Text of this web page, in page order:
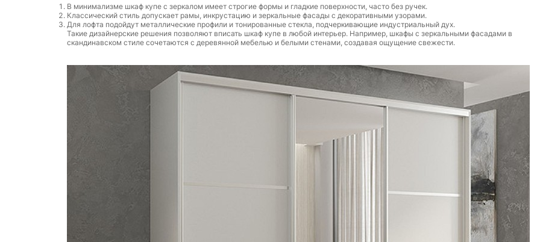
В минимализме шкаф купе с зеркалом имеет строгие формы и гладкие поверхности, часто без ручек.
Классический стиль допускает рамы, инкрустацию и зеркальные фасады с декоративными узорами.
Для лофта подойдут металлические профили и тонированные стекла, подчеркивающие индустриальный дух.
Такие дизайнерские решения позволяют вписать шкаф купе в любой интерьер. Например, шкафы с зеркальными фасадами в
скандинавском стиле сочетаются с деревянной мебелью и белыми стенами, создавая ощущение свежести.